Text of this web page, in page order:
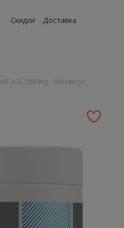
Скидки Доставка
AOL 3000mg - 120 капсул